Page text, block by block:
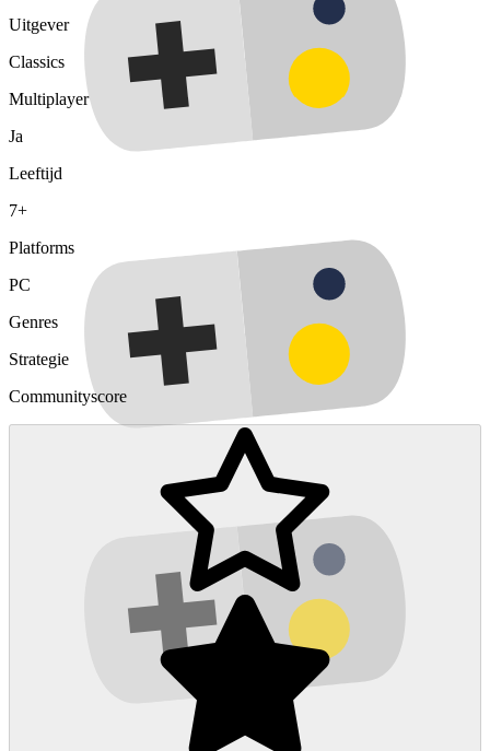
Uitgever
Classics
Multiplayer
Ja
Leeftijd
7+
Platforms
PC
Genres
Strategie
Communityscore